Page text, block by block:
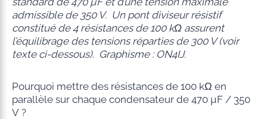
admissible de 350 V. Un pont diviseur résistif
constitué de 4 résistances de 100 kΩ assurent
l’équilibrage des tensions réparties de 300 V (voir
texte ci-dessous). Graphisme : ON4IJ.
Pourquoi mettre des résistances de 100 kΩ en
parallèle sur chaque condensateur de 470 µF / 350
V ?